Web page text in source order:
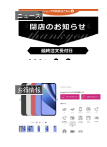
ニュース
お得情報